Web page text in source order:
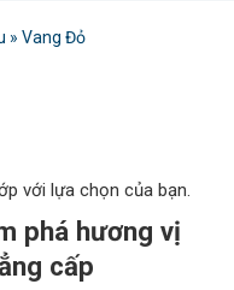
» Vang Đỏ
với lựa chọn của bạn.
phá hương vị
cấp